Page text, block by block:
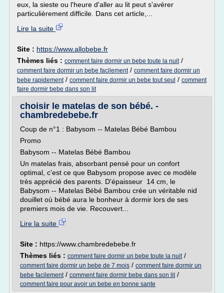
eux, la sieste ou l'heure d'aller au lit peut s'avérer
particulièrement difficile. Dans cet article,...
Lire la suite
Site : https://www.allobebe.fr
Thèmes liés : comment faire dormir un bebe toute la nuit/
comment faire dormir un bebe facilement/ comment faire dormir un
bebe rapidement/ comment faire dormir un bebe tout seul / comment
faire dormir bebe dans son lit
choisir le matelas de son bébé. -
chambredebebe.fr
Coup de n°1 : Babysom -- Matelas Bébé Bambou
Promo
Babysom -- Matelas Bébé Bambou
Un matelas frais, absorbant pensé pour un confort
optimal, c'est ce que Babysom propose avec ce modèle
très apprécié des parents. D'épaisseur 14 cm, le
Babysom -- Matelas Bébé Bambou crée un véritable nid
douillet où bébé aura le bonheur à dormir lors de ses
premiers mois de vie. Recouvert...
Lire la suite
Site : https://www.chambredebebe.fr
Thèmes liés : comment faire dormir un bebe toute la nuit/
comment faire dormir un bebe de 7 mois / comment faire dormir un
bebe facilement/ comment faire dormir bebe dans son lit/
comment faire pour avoir un bebe en bonne sante